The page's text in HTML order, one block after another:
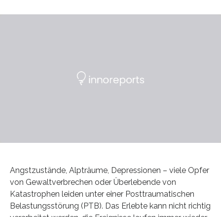
Angstzustände, Alpträume, Depressionen – viele Opfer
von Gewaltverbrechen oder Überlebende von
Katastrophen leiden unter einer Posttraumatischen
Belastungsstörung (PTB). Das Erlebte kann nicht richtig